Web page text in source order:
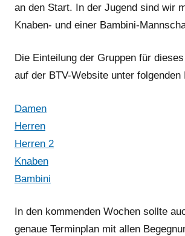
an den Start. In der Jugend sind wir
Knaben- und einer Bambini-
Die Einteilung der Gruppen für
auf der BTV-Website unter folgenden
Damen
Herren
Herren 2
Knaben
Bambini
In den kommenden Wochen sollte
genaue Terminplan mit allen